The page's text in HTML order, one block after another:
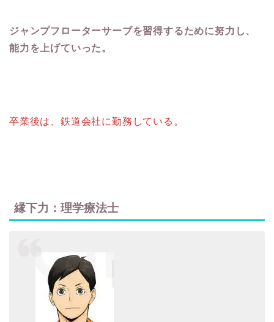
ジャンプフローターサーブを習得するために努力し、
能力を上げていった。
卒業後は、鉄道会社に勤務している。
縁下力：理学療法士